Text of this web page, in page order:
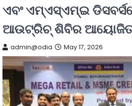
ଏବଂ ଏମ୍ଏସ୍ଏମ୍ଇ
ଆଉଟ୍ରିଚ୍ ଶିବିର
admin@odia May 17, 2026